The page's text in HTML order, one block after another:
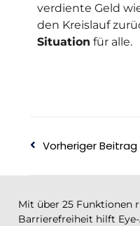
verdiente Geld
den Kreislauf
Situation für alle.
Vorheriger Beitrag
Mit über 25 Funktionen
Barrierefreiheit hilft